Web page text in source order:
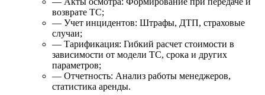
возврате ТС;
— Учет инцидентов: Штрафы, ДТП, страховые
случаи;
— Тарификация: Гибкий расчет стоимости в
зависимости от модели ТС, срока и других
параметров;
— Отчетность: Анализ работы менеджеров,
статистика аренды.